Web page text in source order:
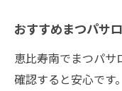
おすすめまつパサ
恵比寿南でまつパサ
確認すると安心です